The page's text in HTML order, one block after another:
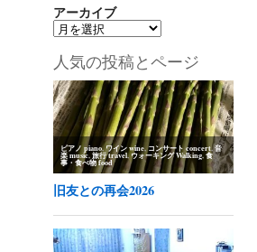
アーカイブ
ア
カ
ブ
人気の投稿とページ